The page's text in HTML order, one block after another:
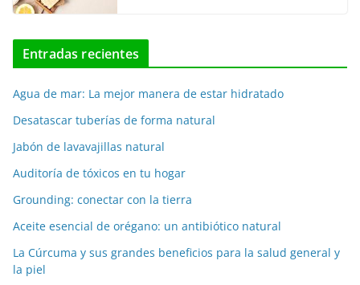
Entradas recientes
Agua de mar: La mejor manera de estar hidratado
Desatascar tuberías de forma natural
Jabón de lavavajillas natural
Auditoría de tóxicos en tu hogar
Grounding: conectar con la tierra
Aceite esencial de orégano: un antibiótico natural
La Cúrcuma y sus grandes beneficios para la salud general y
la piel